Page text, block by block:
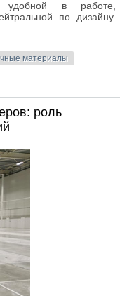
в работе,
по дизайну.
материалы
роль